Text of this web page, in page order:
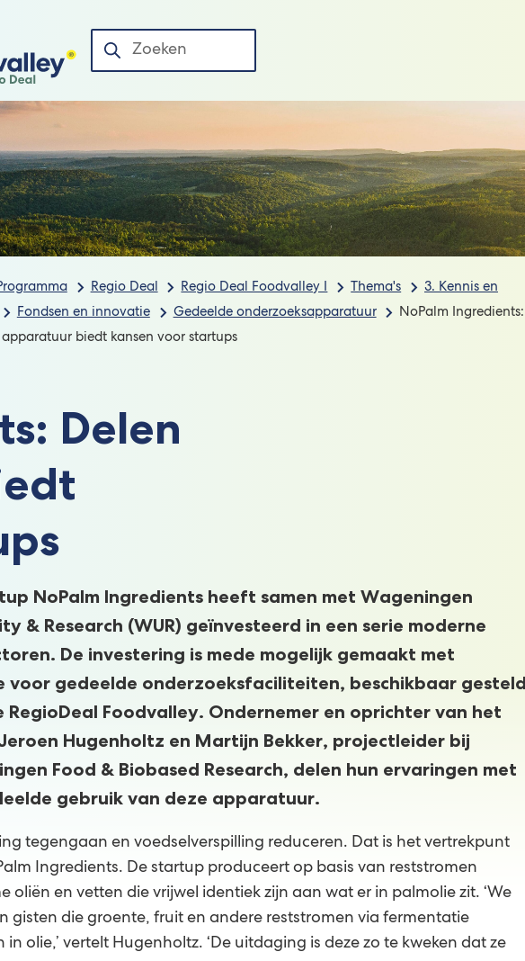
Nieuws FAQ
Regio
II
Zoeken
Regio Deal Regio Deal Foodvalley I Thema's
3. Kennis en
Fondsen en innovatie Gedeelde onderzoeksapparatuur
NoPalm Ingredients:
apparatuur biedt kansen voor startups
Delen
NoPalm Ingredients heeft samen met Wageningen
& Research (WUR) geïnvesteerd in een serie moderne
De investering is mede mogelijk gemaakt met
voor gedeelde onderzoeksfaciliteiten, beschikbaar
RegioDeal Foodvalley. Ondernemer en oprichter van het
Hugenholtz en Martijn Bekker, projectleider bij
Food & Biobased Research, delen hun ervaringen met
gebruik van deze apparatuur.
tegengaan en voedselverspilling reduceren. Dat is het vertrekpunt
Ingredients. De startup produceert op basis van reststromen
oliën en vetten die vrijwel identiek zijn aan wat er in palmolie zit. ‘We
gisten die groente, fruit en andere reststromen via fermentatie
in olie,’ vertelt Hugenholtz. ‘De uitdaging is deze zo te kweken dat ze